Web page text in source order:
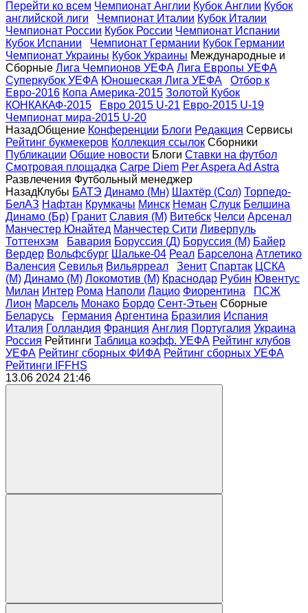
Перейти ко всем Чемпионат Англии Кубок Англии Кубок
английской лиги
Чемпионат Италии Кубок Италии
Чемпионат России Кубок России Чемпионат Испании
Кубок Испании
Чемпионат Германии Кубок Германии
Чемпионат Украины Кубок Украины Международные и
Сборные Лига Чемпионов УЕФА Лига Eвропы УЕФА
Суперкубок УЕФА Юношеская Лига УЕФА
Отбор к
Евро-2016 Копа Америка-2015 Золотой Кубок
КОНКАКАФ-2015
Евро 2015 U-21 Евро-2015 U-19
Чемпионат мира-2015 U-20
НазадОбщение Конференции Блоги Редакция Сервисы
Рейтинг букмекеров Коллекция ссылок Сборники
Публикации Общие новости Блоги Ставки на футбол
Смотровая площадка Carpe Diem Per Aspera Ad Astra
Развлечения Футбольный менеджер
НазадКлубы БАТЭ Динамо (Мн) Шахтёр (Сол) Торпедо-
БелАЗ Нафтан Крумкачы Минск Неман Слуцк Белшина
Динамо (Бр) Гранит Славия (М) Витебск Челси Арсенал
Манчестер Юнайтед Манчестер Сити Ливерпуль
Тоттенхэм
Бавария Боруссия (Д) Боруссия (М) Байер
Вердер Вольфсбург Шальке-04 Реал Барселона Атлетико
Валенсия Севилья Вильярреал Зенит Спартак ЦСКА
(М) Динамо (М) Локомотив (М) Краснодар Рубин Ювентус
Милан Интер Рома Наполи Лацио Фиорентина
ПСЖ
Лион Марсель Монако Бордо Сент-Этьен Сборные
Беларусь
Германия Аргентина Бразилия Испания
Италия Голландия Франция Англия Португалия Украина
Россия Рейтинги Таблица коэфф. УЕФА Рейтинг клубов
УЕФА Рейтинг сборных ФИФА Рейтинг сборных УЕФА
Рейтинги IFFHS
13.06 2024 21:46